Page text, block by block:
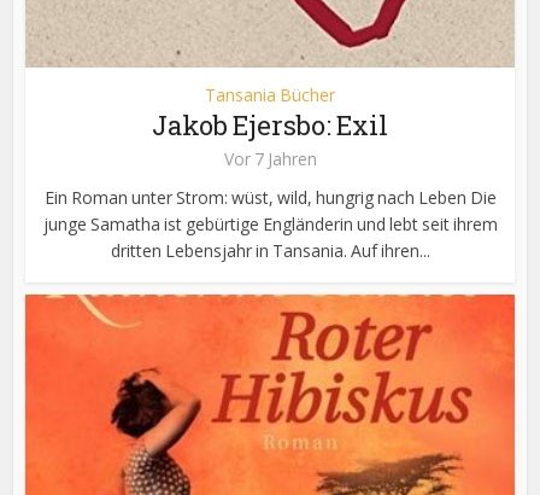
Tansania Bücher
Jakob Ejersbo: Exil
Vor 7 Jahren
Ein Roman unter Strom: wüst, wild, hungrig nach Leben Die
junge Samatha ist gebürtige Engländerin und lebt seit ihrem
dritten Lebensjahr in Tansania. Auf ihren...